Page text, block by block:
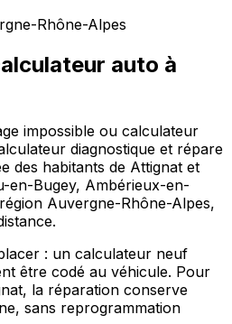
Rhône-Alpes
auto à
impossible ou calculateur
diagnostique et répare
des habitants de Attignat et
en-Bugey, Ambérieux-en-
Auvergne-Rhône-Alpes,
: un calculateur neuf
être codé au véhicule. Pour
la réparation conserve
sans reprogrammation